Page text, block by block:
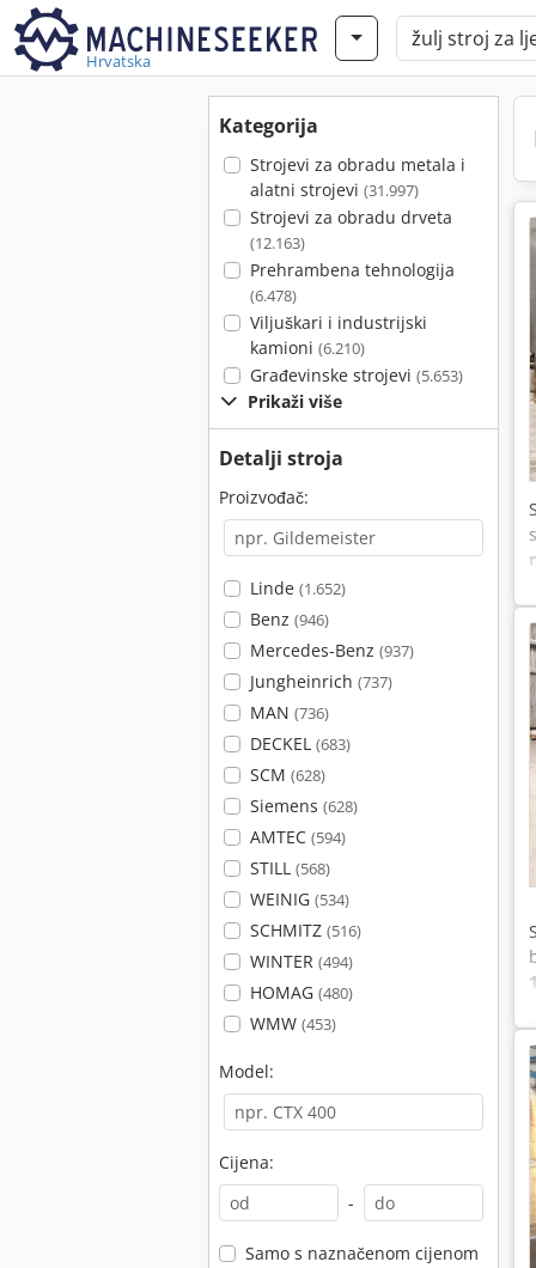
Hrvatska
Kategorija
Strojevi za obradu metala i
alatni strojevi (31.997)
Strojevi za obradu drveta
(12.163)
Prehrambena tehnologija
(6.478)
Viljuškari i industrijski
kamioni (6.210)
Građevinske strojevi (5.653)
Prikaži više
Detalji stroja
Proizvođač:
Linde (1.652)
Benz (946)
Mercedes-Benz (937)
Jungheinrich (737)
MAN (736)
DECKEL (683)
SCM (628)
Siemens (628)
AMTEC (594)
STILL (568)
WEINIG (534)
SCHMITZ (516)
WINTER (494)
HOMAG (480)
WMW (453)
Model:
Cijena:
-
Samo s naznačenom cijenom